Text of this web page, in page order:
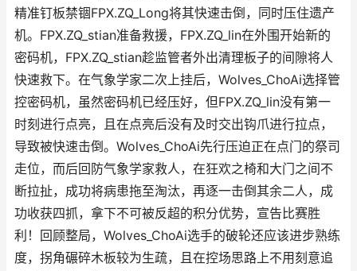
精准钉板禁锢FPX.ZQ_Long将其快速击倒，同时压住遗产
机。FPX.ZQ_stian准备救援，FPX.ZQ_lin在外围开始新的
密码机，FPX.ZQ_stian趁监管者外出清理板子的间隙将人
快速救下。在气象学家二次上挂后，Wolves_ChoAi选择管
控密码机，虽然密码机已经压好，但FPX.ZQ_lin没有第一
时刻进行点亮，且在点亮后没有及时交出钩爪进行拉点，
导致被快速击倒。Wolves_ChoAi先行压迫正在点门的祭司
走位，而后回防气象学家救人，在狂欢之椅和大门之间不
断拉扯，成功将病患拖至淘汰，再逐一击倒其余二人，成
功收获四抓，拿下不可被反超的积分优势，宣告比赛胜
利！回顾整局，Wolves_ChoAi选手的破轮还应该进步熟练
度，拐角碾碎木板较为生疏，且在控场思路上不用刻意追